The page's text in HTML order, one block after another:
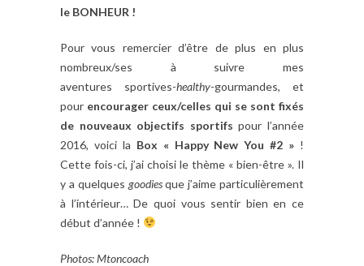
le BONHEUR !
Pour vous remercier d’être de plus en plus
nombreux/ses à suivre mes
aventures sportives-healthy-gourmandes, et
pour encourager ceux/celles qui se sont fixés
de nouveaux objectifs sportifs pour l’année
2016, voici la Box « Happy New You #2 » !
Cette fois-ci, j’ai choisi le thème « bien-être ». Il
y a quelques goodiesque j’aime particulièrement
à l’intérieur… De quoi vous sentir bien en ce
début d’année !
Photos: Mtoncoach